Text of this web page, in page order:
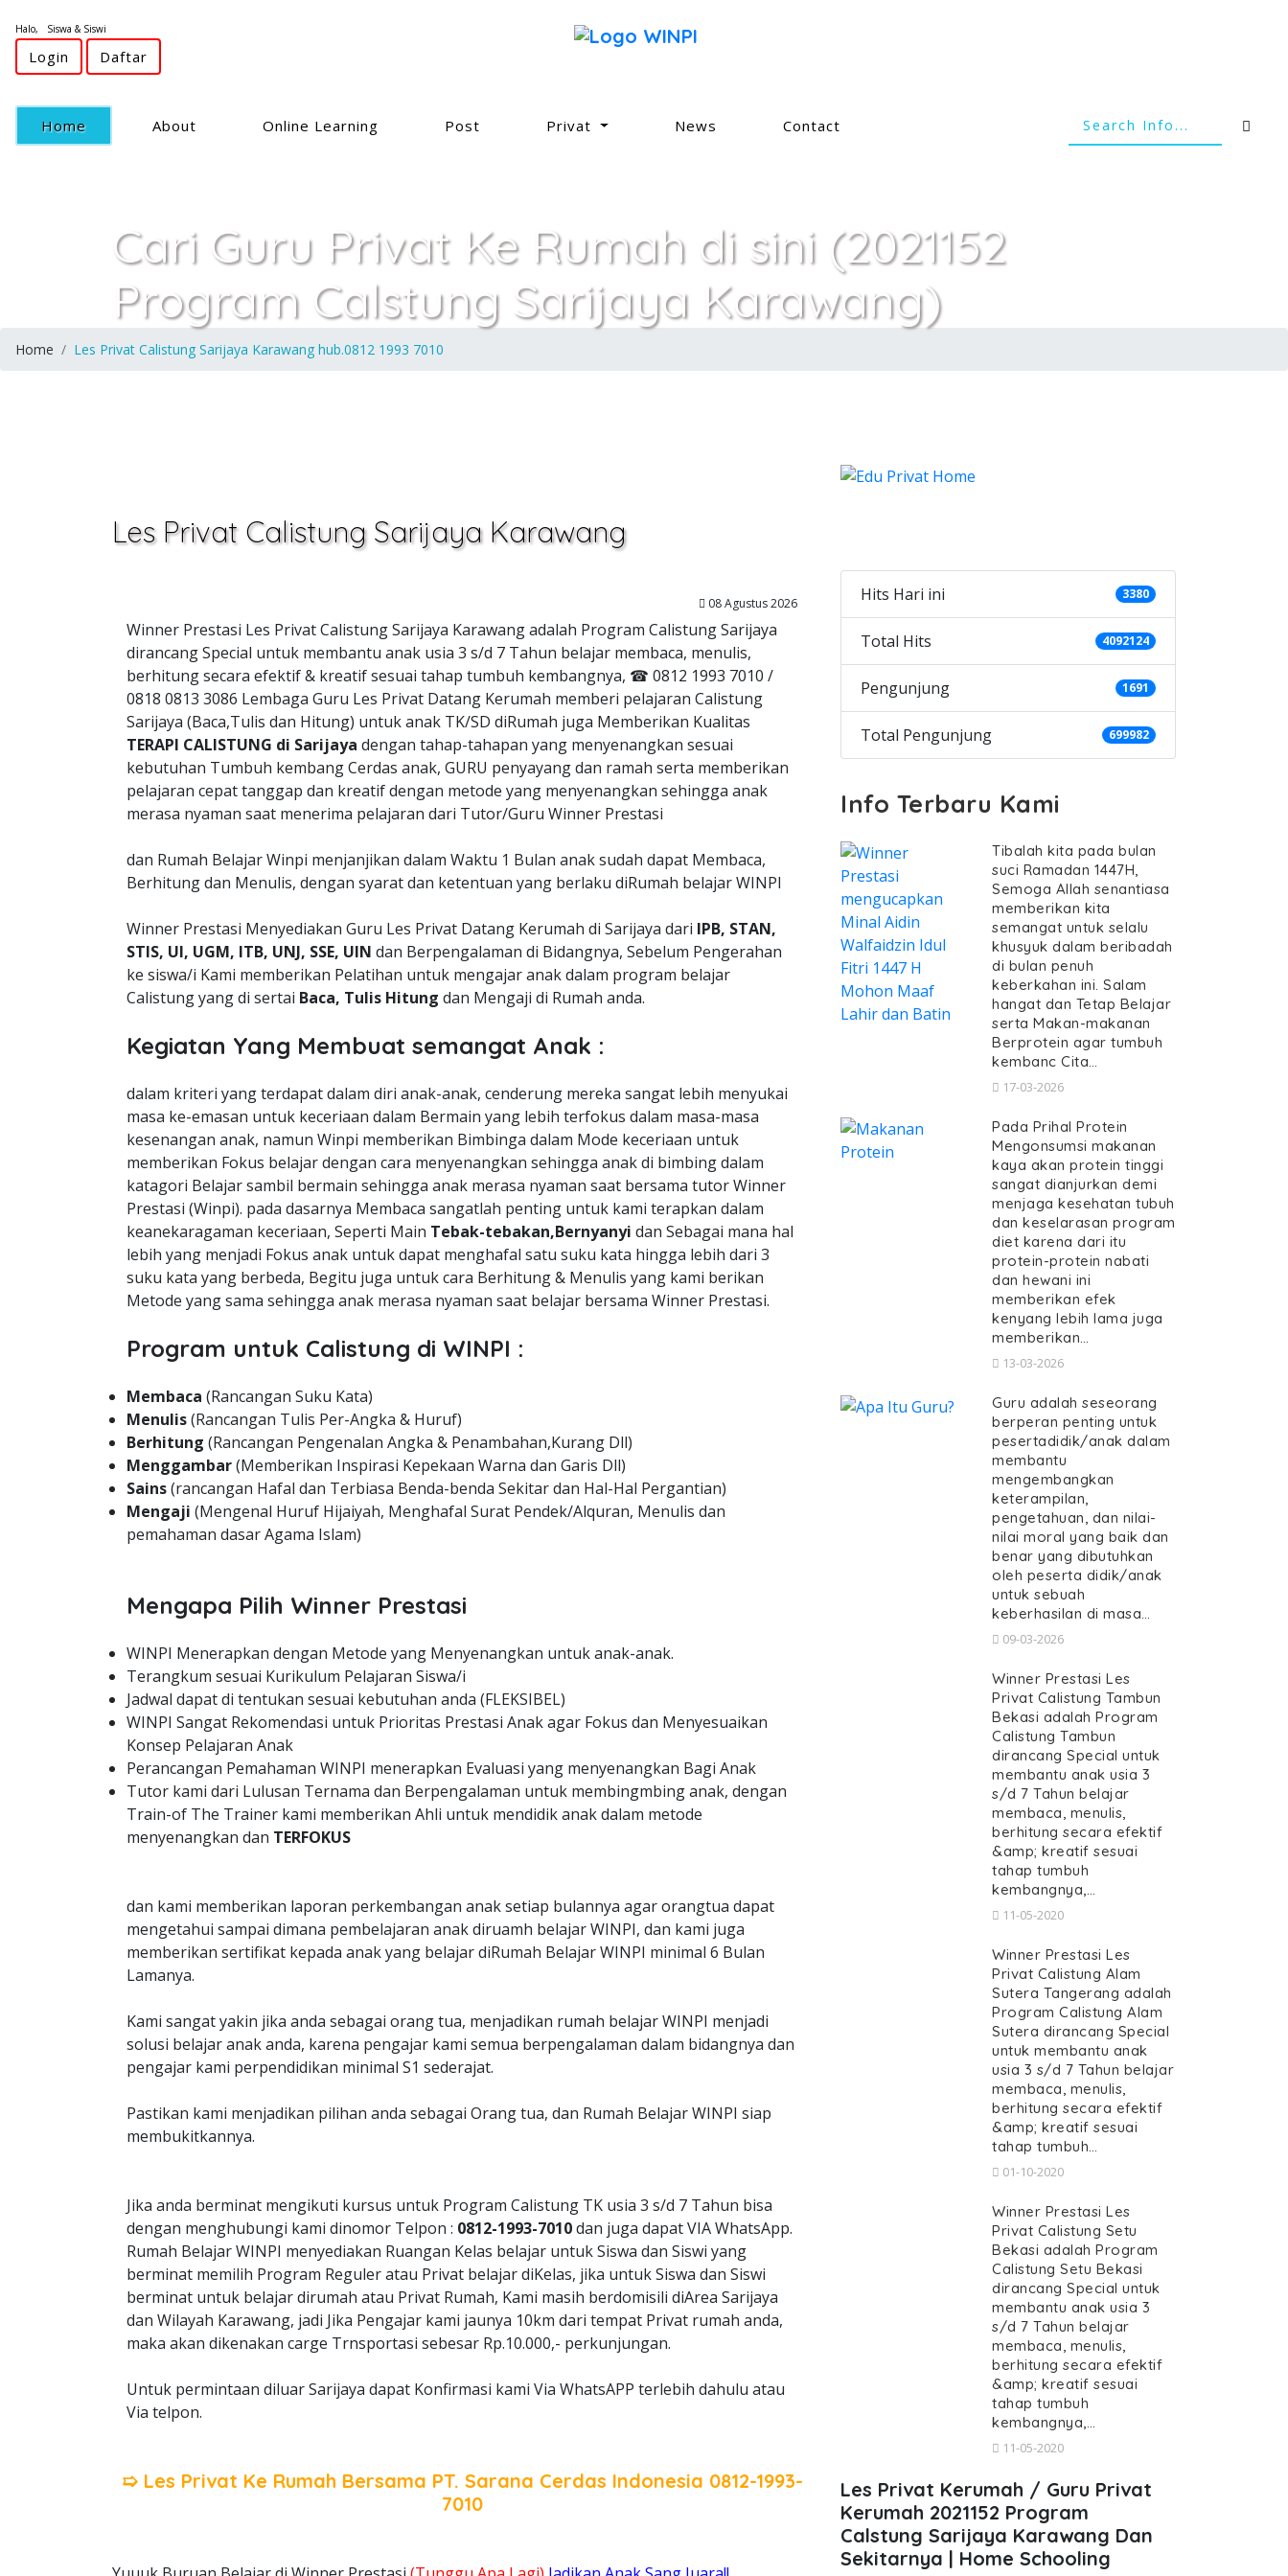
Halo, Siswa & Siswi
Login Daftar
Home(current) About Online Learning Post Privat News Contact
Cari Guru Privat Ke Rumah di sini (2021152
Program Calstung Sarijaya Karawang)
Home Les Privat Calistung Sarijaya Karawang hub.0812 1993 7010
Les Privat Calistung Sarijaya Karawang
08 Agustus 2026
Winner Prestasi Les Privat Calistung Sarijaya Karawang adalah Program Calistung Sarijaya
dirancang Special untuk membantu anak usia 3 s/d 7 Tahun belajar membaca, menulis,
berhitung secara efektif & kreatif sesuai tahap tumbuh kembangnya, ☎ 0812 1993 7010 /
0818 0813 3086 Lembaga Guru Les Privat Datang Kerumah memberi pelajaran Calistung
Sarijaya (Baca,Tulis dan Hitung) untuk anak TK/SD diRumah juga Memberikan Kualitas
TERAPI CALISTUNG di Sarijaya dengan tahap-tahapan yang menyenangkan sesuai
kebutuhan Tumbuh kembang Cerdas anak, GURU penyayang dan ramah serta memberikan
pelajaran cepat tanggap dan kreatif dengan metode yang menyenangkan sehingga anak
merasa nyaman saat menerima pelajaran dari Tutor/Guru Winner Prestasi
dan Rumah Belajar Winpi menjanjikan dalam Waktu 1 Bulan anak sudah dapat Membaca,
Berhitung dan Menulis, dengan syarat dan ketentuan yang berlaku diRumah belajar WINPI
Winner Prestasi Menyediakan Guru Les Privat Datang Kerumah di Sarijaya dari IPB, STAN,
STIS, UI, UGM, ITB, UNJ, SSE, UIN dan Berpengalaman di Bidangnya, Sebelum Pengerahan
ke siswa/i Kami memberikan Pelatihan untuk mengajar anak dalam program belajar
Calistung yang di sertai Baca, Tulis Hitung dan Mengaji di Rumah anda.
Kegiatan Yang Membuat semangat Anak :
dalam kriteri yang terdapat dalam diri anak-anak, cenderung mereka sangat lebih menyukai
masa ke-emasan untuk keceriaan dalam Bermain yang lebih terfokus dalam masa-masa
kesenangan anak, namun Winpi memberikan Bimbinga dalam Mode keceriaan untuk
memberikan Fokus belajar dengan cara menyenangkan sehingga anak di bimbing dalam
katagori Belajar sambil bermain sehingga anak merasa nyaman saat bersama tutor Winner
Prestasi (Winpi). pada dasarnya Membaca sangatlah penting untuk kami terapkan dalam
keanekaragaman keceriaan, Seperti Main Tebak-tebakan,Bernyanyi dan Sebagai mana hal
lebih yang menjadi Fokus anak untuk dapat menghafal satu suku kata hingga lebih dari 3
suku kata yang berbeda, Begitu juga untuk cara Berhitung & Menulis yang kami berikan
Metode yang sama sehingga anak merasa nyaman saat belajar bersama Winner Prestasi.
Program untuk Calistung di WINPI :
Membaca (Rancangan Suku Kata)
Menulis(Rancangan Tulis Per-Angka & Huruf)
Berhitung (Rancangan Pengenalan Angka & Penambahan,Kurang Dll)
Menggambar(Memberikan Inspirasi Kepekaan Warna dan Garis Dll)
Sains(rancangan Hafal dan Terbiasa Benda-benda Sekitar dan Hal-Hal Pergantian)
Mengaji (Mengenal Huruf Hijaiyah, Menghafal Surat Pendek/Alquran, Menulis dan
pemahaman dasar Agama Islam)
Mengapa Pilih Winner Prestasi
WINPI Menerapkan dengan Metode yang Menyenangkan untuk anak-anak.
Terangkum sesuai Kurikulum Pelajaran Siswa/i
Jadwal dapat di tentukan sesuai kebutuhan anda (FLEKSIBEL)
WINPI Sangat Rekomendasi untuk Prioritas Prestasi Anak agar Fokus dan Menyesuaikan
Konsep Pelajaran Anak
Perancangan Pemahaman WINPI menerapkan Evaluasi yang menyenangkan Bagi Anak
Tutor kami dari Lulusan Ternama dan Berpengalaman untuk membingmbing anak, dengan
Train-of The Trainer kami memberikan Ahli untuk mendidik anak dalam metode
menyenangkan dan TERFOKUS
dan kami memberikan laporan perkembangan anak setiap bulannya agar orangtua dapat
mengetahui sampai dimana pembelajaran anak diruamh belajar WINPI, dan kami juga
memberikan sertifikat kepada anak yang belajar diRumah Belajar WINPI minimal 6 Bulan
Lamanya.
Kami sangat yakin jika anda sebagai orang tua, menjadikan rumah belajar WINPI menjadi
solusi belajar anak anda, karena pengajar kami semua berpengalaman dalam bidangnya dan
pengajar kami perpendidikan minimal S1 sederajat.
Pastikan kami menjadikan pilihan anda sebagai Orang tua, dan Rumah Belajar WINPI siap
membukitkannya.
Jika anda berminat mengikuti kursus untuk Program Calistung TK usia 3 s/d 7 Tahun bisa
dengan menghubungi kami dinomor Telpon : 0812-1993-7010dan juga dapat VIA WhatsApp.
Rumah Belajar WINPI menyediakan Ruangan Kelas belajar untuk Siswa dan Siswi yang
berminat memilih Program Reguler atau Privat belajar diKelas, jika untuk Siswa dan Siswi
berminat untuk belajar dirumah atau Privat Rumah, Kami masih berdomisili diArea Sarijaya
dan Wilayah Karawang, jadi Jika Pengajar kami jaunya 10km dari tempat Privat rumah anda,
maka akan dikenakan carge Trnsportasi sebesar Rp.10.000,- perkunjungan.
Untuk permintaan diluar Sarijaya dapat Konfirmasi kami Via WhatsAPP terlebih dahulu atau
Via telpon.
➯ Les Privat Ke Rumah Bersama PT. Sarana Cerdas Indonesia 0812-1993-
7010
Hits Hari ini 3380
Total Hits 4092124
Pengunjung 1691
Total Pengunjung 699982
Info Terbaru Kami
Tibalah kita pada bulan
suci Ramadan 1447H,
Semoga Allah senantiasa
memberikan kita
semangat untuk selalu
khusyuk dalam beribadah
di bulan penuh
keberkahan ini. Salam
hangat dan Tetap Belajar
serta Makan-makanan
Berprotein agar tumbuh
kembanc Cita…
17-03-2026
Pada Prihal Protein
Mengonsumsi makanan
kaya akan protein tinggi
sangat dianjurkan demi
menjaga kesehatan tubuh
dan keselarasan program
diet karena dari itu
protein-protein nabati
dan hewani ini
memberikan efek
kenyang lebih lama juga
memberikan…
13-03-2026
Guru adalah seseorang
berperan penting untuk
pesertadidik/anak dalam
membantu
mengembangkan
keterampilan,
pengetahuan, dan nilai-
nilai moral yang baik dan
benar yang dibutuhkan
oleh peserta didik/anak
untuk sebuah
keberhasilan di masa…
09-03-2026
Winner Prestasi Les
Privat Calistung Tambun
Bekasi adalah Program
Calistung Tambun
dirancang Special untuk
membantu anak usia 3
s/d 7 Tahun belajar
membaca, menulis,
berhitung secara efektif
&amp; kreatif sesuai
tahap tumbuh
kembangnya,…
11-05-2020
Winner Prestasi Les
Privat Calistung Alam
Sutera Tangerang adalah
Program Calistung Alam
Sutera dirancang Special
untuk membantu anak
usia 3 s/d 7 Tahun belajar
membaca, menulis,
berhitung secara efektif
&amp; kreatif sesuai
tahap tumbuh…
01-10-2020
Winner Prestasi Les
Privat Calistung Setu
Bekasi adalah Program
Calistung Setu Bekasi
dirancang Special untuk
membantu anak usia 3
s/d 7 Tahun belajar
membaca, menulis,
berhitung secara efektif
&amp; kreatif sesuai
tahap tumbuh
kembangnya,…
11-05-2020
Les Privat Kerumah / Guru Privat
Kerumah 2021152 Program
Calstung Sarijaya Karawang Dan
Sekitarnya | Home Schooling